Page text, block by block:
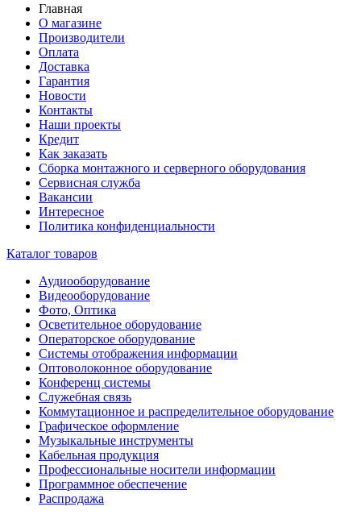
Главная
О магазине
Производители
Оплата
Доставка
Гарантия
Новости
Контакты
Наши проекты
Кредит
Как заказать
Сборка монтажного и серверного оборудования
Сервисная служба
Вакансии
Интересное
Политика конфиденциальности
Каталог товаров
Аудиооборудование
Видеооборудование
Фото, Оптика
Осветительное оборудование
Операторское оборудование
Системы отображения информации
Оптоволоконное оборудование
Конференц системы
Служебная связь
Коммутационное и распределительное оборудование
Графическое оформление
Музыкальные инструменты
Кабельная продукция
Профессиональные носители информации
Программное обеспечение
Распродажа